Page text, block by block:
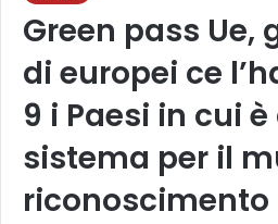
Green pass Ue,
di europei ce
9 i Paesi in cui
sistema per il
riconoscimento